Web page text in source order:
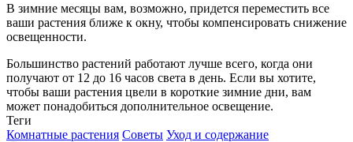
В зимние месяцы вам, возможно, придется переместить все
ваши растения ближе к окну, чтобы компенсировать снижение
освещенности.
Большинство растений работают лучше всего, когда они
получают от 12 до 16 часов света в день. Если вы хотите,
чтобы ваши растения цвели в короткие зимние дни, вам
может понадобиться дополнительное освещение.
Теги
Комнатные растения Советы Уход и содержание